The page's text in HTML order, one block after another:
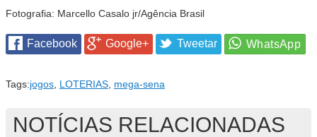
Fotografia: Marcello Casalo jr/Agência Brasil
Facebook Google+ Tweetar
Tags:jogos LOTERIAS mega-sena
NOTÍCIAS RELACIONADAS